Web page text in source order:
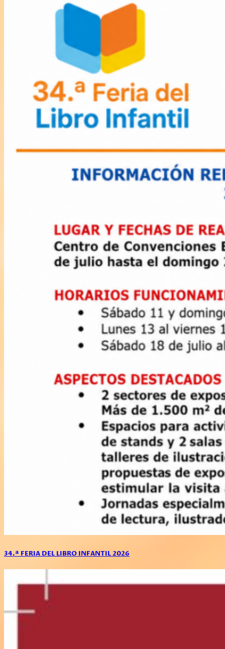
34.ª FERIA DEL LIBRO INFANTIL 2026